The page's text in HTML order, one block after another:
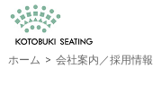
ホーム > 会社案内／採用情報